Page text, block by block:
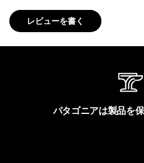
レビューを書く
パタゴニアは製品を